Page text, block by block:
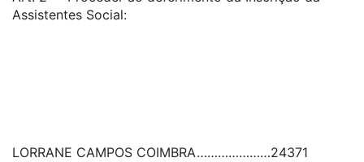
Assistentes Social:
LORRANE CAMPOS COIMBRA…………………24371